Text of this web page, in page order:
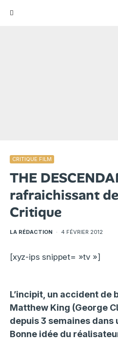
CRITIQUE FILM
THE
rafraichissant
Critique
LA RÉDACTION · 4 FÉVRIER 2012
[xyz-ips snippet= »tv »]
L’incipit, un accident de
Matthew King (George
depuis 3 semaines dans
Bonne idée du